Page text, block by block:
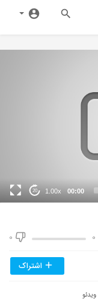
00:00
1.00x
20
0
0
اشتراک